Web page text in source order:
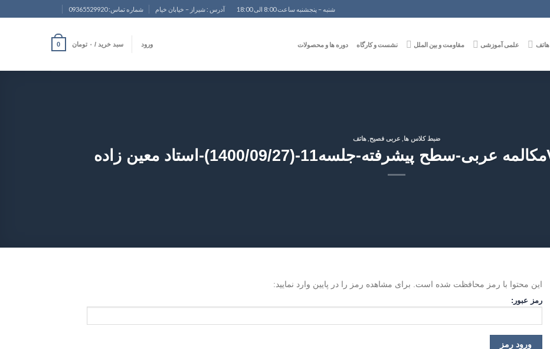
شنبه – پنجشنبه ساعت 8:00 الی 18:00 آدرس : شیراز – خیابان خیام شماره تماس: 09365529920
هاتف علمی آموزشی مقاومت و بین الملل نشست و کارگاه دوره ها و محصولات ورود سبد خرید / ۰ تومان 0
ضبط کلاس ها عربی فصیح هاتف
این محتوا با رمز محافظت شده است. برای مشاهده رمز را در پایین وارد نمایید:
رمز عبور: